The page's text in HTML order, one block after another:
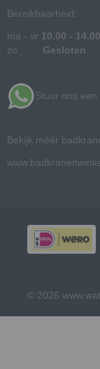
Bereikbaarheid:
ma - vr 10.00 - 14.00
zo Gesloten
Stuur ons
Bekijk méér
© 2026